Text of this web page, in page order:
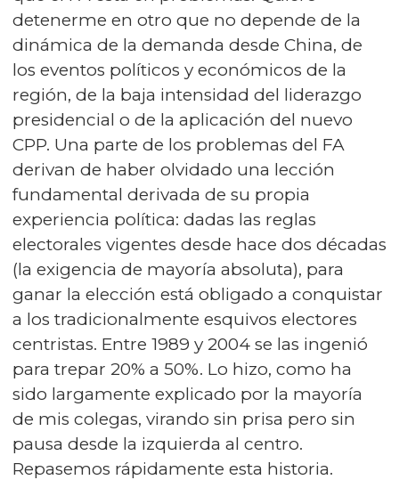
detenerme en otro que no depende de la
dinámica de la demanda desde China, de
los eventos políticos y económicos de la
región, de la baja intensidad del liderazgo
presidencial o de la aplicación del nuevo
CPP. Una parte de los problemas del FA
derivan de haber olvidado una lección
fundamental derivada de su propia
experiencia política: dadas las reglas
electorales vigentes desde hace dos décadas
(la exigencia de mayoría absoluta), para
ganar la elección está obligado a conquistar
a los tradicionalmente esquivos electores
centristas. Entre 1989 y 2004 se las ingenió
para trepar 20% a 50%. Lo hizo, como ha
sido largamente explicado por la mayoría
de mis colegas, virando sin prisa pero sin
pausa desde la izquierda al centro.
Repasemos rápidamente esta historia.